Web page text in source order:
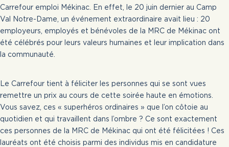
SERVICES AUX EMPLOYEURS
Liens utiles
Nous joindre
INSCRIVEZ-VOUS
Carrefour emploi Mékinac. En effet, le 20 juin dernier au Camp
Val Notre-Dame, un événement extraordinaire avait lieu : 20
employeurs, employés et bénévoles de la MRC de Mékinac ont
été célébrés pour leurs valeurs humaines et leur implication dans
la communauté.
Le Carrefour tient à féliciter les personnes qui se sont vues
remettre un prix au cours de cette soirée haute en émotions.
Vous savez, ces « superhéros ordinaires » que l’on côtoie au
quotidien et qui travaillent dans l’ombre ? Ce sont exactement
ces personnes de la MRC de Mékinac qui ont été félicitées ! Ces
lauréats ont été choisis parmi des individus mis en candidature